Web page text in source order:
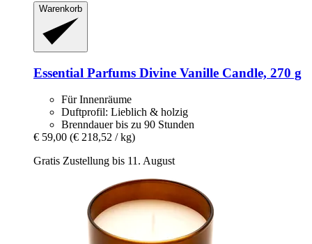
Warenkorb
Essential Parfums Divine Vanille Candle, 270 g
Für Innenräume
Duftprofil: Lieblich & holzig
Brenndauer bis zu 90 Stunden
€ 59,00 (€ 218,52 / kg)
Gratis Zustellung bis 11. August